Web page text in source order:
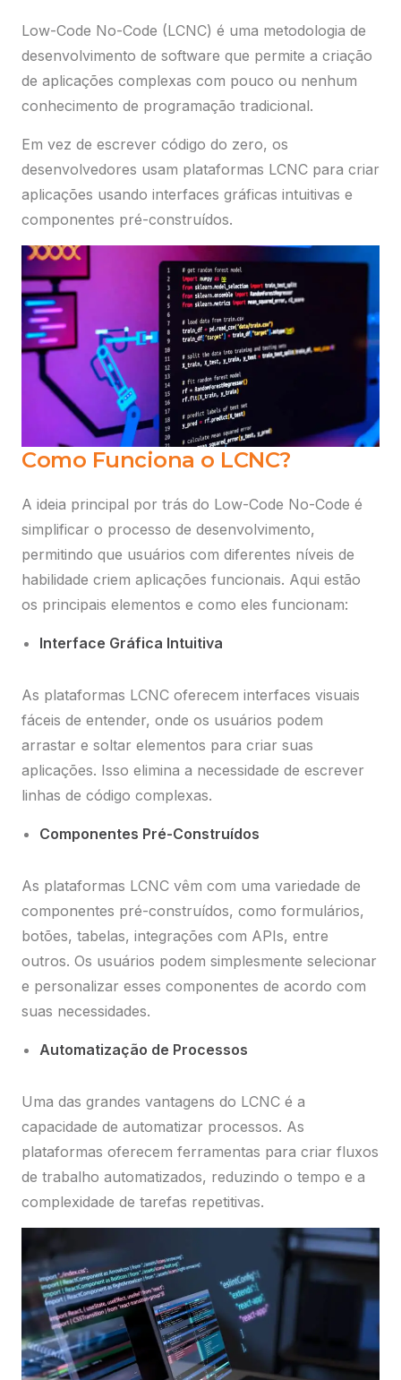
Low-Code No-Code (LCNC) é uma metodologia de
desenvolvimento de software que permite a criação
de aplicações complexas com pouco ou nenhum
conhecimento de programação tradicional.
Em vez de escrever código do zero, os
desenvolvedores usam plataformas LCNC para criar
aplicações usando interfaces gráficas intuitivas e
componentes pré-construídos.
Como Funciona o LCNC?
A ideia principal por trás do Low-Code No-Code é
simplificar o processo de desenvolvimento,
permitindo que usuários com diferentes níveis de
habilidade criem aplicações funcionais. Aqui estão
os principais elementos e como eles funcionam:
Interface Gráfica Intuitiva
As plataformas LCNC oferecem interfaces visuais
fáceis de entender, onde os usuários podem
arrastar e soltar elementos para criar suas
aplicações. Isso elimina a necessidade de escrever
linhas de código complexas.
Componentes Pré-Construídos
As plataformas LCNC vêm com uma variedade de
componentes pré-construídos, como formulários,
botões, tabelas, integrações com APIs, entre
outros. Os usuários podem simplesmente selecionar
e personalizar esses componentes de acordo com
suas necessidades.
Automatização de Processos
Uma das grandes vantagens do LCNC é a
capacidade de automatizar processos. As
plataformas oferecem ferramentas para criar fluxos
de trabalho automatizados, reduzindo o tempo e a
complexidade de tarefas repetitivas.